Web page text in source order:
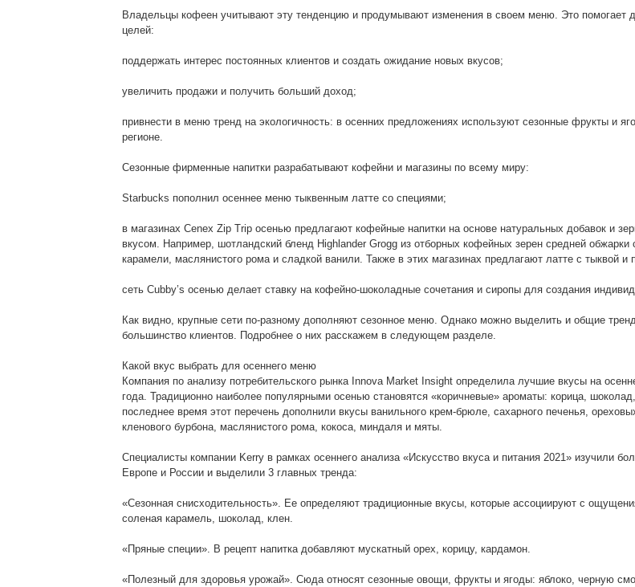
Владельцы кофеен учитывают эту тенденцию и продумывают изменения в своем меню. Это помогает
целей:
поддержать интерес постоянных клиентов и создать ожидание новых вкусов;
увеличить продажи и получить больший доход;
привнести в меню тренд на экологичность: в осенних предложениях используют сезонные фрукты и
регионе.
Сезонные фирменные напитки разрабатывают кофейни и магазины по всему миру:
Starbucks пополнил осеннее меню тыквенным латте со специями;
в магазинах Cenex Zip Trip осенью предлагают кофейные напитки на основе натуральных добавок и
вкусом. Например, шотландский бленд Highlander Grogg из отборных кофейных зерен средней
карамели, маслянистого рома и сладкой ванили. Также в этих магазинах предлагают латте с тыквой и
сеть Cubby’s осенью делает ставку на кофейно-шоколадные сочетания и сиропы для создания
Как видно, крупные сети по-разному дополняют сезонное меню. Однако можно выделить и общие
большинство клиентов. Подробнее о них расскажем в следующем разделе.
Какой вкус выбрать для осеннего меню
Компания по анализу потребительского рынка Innova Market Insight определила лучшие вкусы на
года. Традиционно наиболее популярными осенью становятся «коричневые» ароматы: корица,
последнее время этот перечень дополнили вкусы ванильного крем-брюле, сахарного печенья,
кленового бурбона, маслянистого рома, кокоса, миндаля и мяты.
Специалисты компании Kerry в рамках осеннего анализа «Искусство вкуса и питания 2021» изучили
Европе и России и выделили 3 главных тренда:
«Сезонная снисходительность». Ее определяют традиционные вкусы, которые ассоциируют с
соленая карамель, шоколад, клен.
«Пряные специи». В рецепт напитка добавляют мускатный орех, корицу, кардамон.
«Полезный для здоровья урожай». Сюда относят сезонные овощи, фрукты и ягоды: яблоко, черную